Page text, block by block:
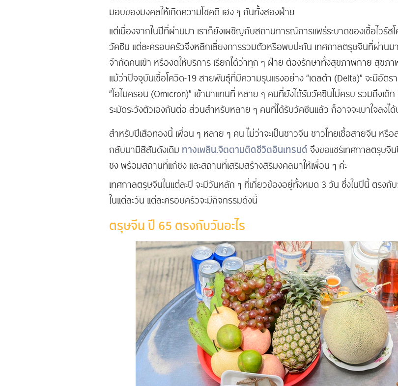
มอบของมงคลให้เกิดความโชคดี เฮง ๆ กันทั้งสองฝ่าย
แต่เนื่องจากในปีที่ผ่านมา เราก็ยังเผชิญกับสถานการณ์การแพร่ระบาดของเชื้อไวรัส
วัคซีน แต่ละครอบครัวจึงหลีกเลี่ยงการรวมตัวหรือพบปะกัน เทศกาลตรุษจีนที่ผ่าน
จำกัดคนเข้า หรืองดให้บริการ เรียกได้ว่าทุก ๆ ฝ่าย ต้องรักษาทั้งสุขภาพกาย สุขภ
แม้ว่าปัจจุบันเชื้อโควิด-19 สายพันธุ์ที่มีความรุนแรงอย่าง “เดลต้า (Delta)” จะมีอั
“โอไมครอน (Omicron)” เข้ามาแทนที่ หลาย ๆ คนที่ยังได้รับวัคซีนไม่ครบ รวมถึงเ
ระมัดระวังตัวเองกันต่อ ส่วนสำหรับหลาย ๆ คนที่ได้รับวัคซีนแล้ว ก็อาจจะเบาใจลงไ
สำหรับปีเสือทองนี้ เพื่อน ๆ หลาย ๆ คน ไม่ว่าจะเป็นชาวจีน ชาวไทยเชื้อสายจีน หรื
กลับมามีสีสันดังเดิม ทางเพลิน.จิตตามติดชีวิตอินเทรนด์ จึงขอแชร์เทศกาลตรุษจี
ชง พร้อมสถานที่แก้ชง และสถานที่เสริมสร้างสิริมงคลมาให้เพื่อน ๆ ค่ะ
เทศกาลตรุษจีนในแต่ละปี จะมีวันหลัก ๆ ที่เกี่ยวข้องอยู่ทั้งหมด 3 วัน ซึ่งในปีนี้ ตรง
ในแต่ละวัน แต่ละครอบครัวจะมีกิจกรรมดังนี้
ตรุษจีน ปี 65 ตรงกับวันอะไร